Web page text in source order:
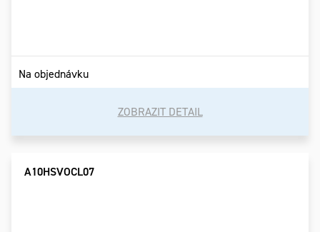
Na objednávku
ZOBRAZIT DETAIL
A10HSVOCL07